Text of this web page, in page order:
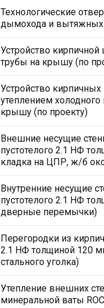
Технологические
дымохода и вытяжных
Устройство
трубы на крышу (по
Устройство
утеплением
крышу (по проекту)
Внешние несущие
пустотелого 2.1 НФ
кладка на ЦПР, ж/б
Внутренние несущие
пустотелого 2.1 НФ
дверные перемычки)
Перегородки из
2.1 НФ толщиной 120
стального уголка)
Утепление внешних
минеральной ваты